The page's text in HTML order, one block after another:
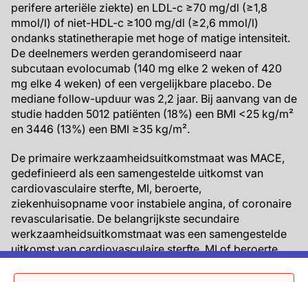
perifere arteriële ziekte) en LDL-c ≥70 mg/dl (≥1,8
mmol/l) of niet-HDL-c ≥100 mg/dl (≥2,6 mmol/l)
ondanks statinetherapie met hoge of matige intensiteit.
De deelnemers werden gerandomiseerd naar
subcutaan evolocumab (140 mg elke 2 weken of 420
mg elke 4 weken) of een vergelijkbare placebo. De
mediane follow-upduur was 2,2 jaar. Bij aanvang van de
studie hadden 5012 patiënten (18%) een BMI <25 kg/m²
en 3446 (13%) een BMI ≥35 kg/m².
De primaire werkzaamheidsuitkomstmaat was MACE,
gedefinieerd als een samengestelde uitkomst van
cardiovasculaire sterfte, MI, beroerte,
ziekenhuisopname voor instabiele angina, of coronaire
revascularisatie. De belangrijkste secundaire
werkzaamheidsuitkomstmaat was een samengestelde
uitkomst van cardiovasculaire sterfte, MI of beroerte.
Belangrijkste resultaten